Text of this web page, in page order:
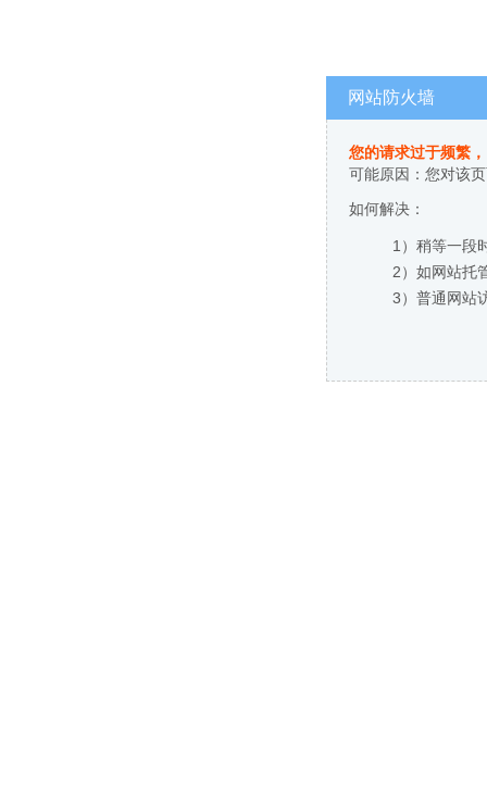
网站防火墙
您的请求过于频繁
可能原因：您对该
如何解决：
1）稍等一段
2）如网站托
3）普通网站